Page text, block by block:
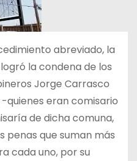
abreviado, la
la condena de los
Jorge Carrasco
quienes eran comisario
de dicha comuna,
que suman más
cada uno, por su